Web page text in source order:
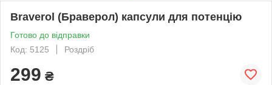
Braverol (Браверол) капсули для потенцію
Готово до відправки
Код: 5125
Роздріб
299 ₴